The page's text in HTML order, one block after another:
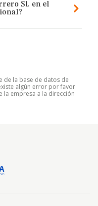
Sl. en el
de la base de datos de
existe algún error por favor
la empresa a la dirección